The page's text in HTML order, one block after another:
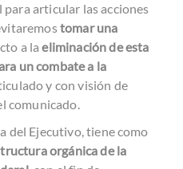
articular las acciones
tomar una
a laeliminación de esta
un combate a la
y con visión de
comunicado.
del Ejecutivo, tiene como
orgánica de la